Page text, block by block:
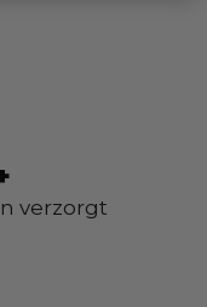
verzorgt